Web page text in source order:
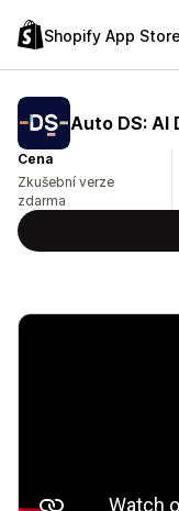
Shopify App Store
Auto DS: AI
Cena
Zkušební verze
zdarma